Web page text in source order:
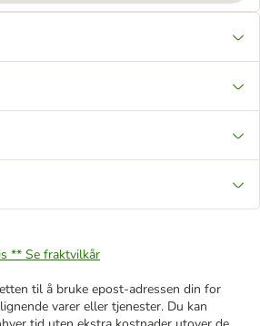
** Se fraktvilkår
til å bruke epost-adressen din for
varer eller tjenester. Du kan